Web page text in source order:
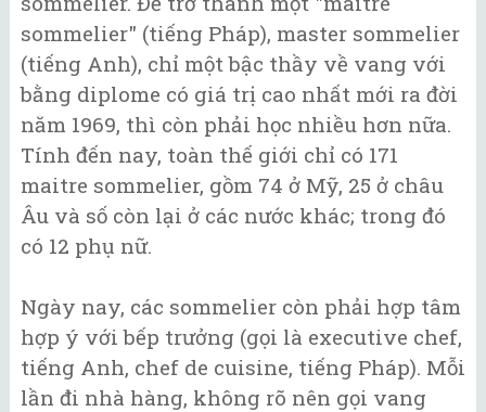
sommelier" (tiếng Pháp), master sommelier
(tiếng Anh), chỉ một bậc thầy về vang với
bằng diplome có giá trị cao nhất mới ra đời
năm 1969, thì còn phải học nhiều hơn nữa.
Tính đến nay, toàn thế giới chỉ có 171
maitre sommelier, gồm 74 ở Mỹ, 25 ở châu
Âu và số còn lại ở các nước khác; trong đó
có 12 phụ nữ.
Ngày nay, các sommelier còn phải hợp tâm
hợp ý với bếp trưởng (gọi là executive chef,
tiếng Anh, chef de cuisine, tiếng Pháp). Mỗi
lần đi nhà hàng, không rõ nên gọi vang